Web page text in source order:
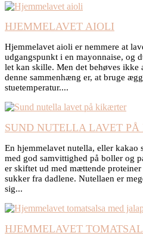
HJEMMELAVET AIOLI
Hjemmelavet aioli er nemmere at
udgangspunkt i en mayonnaise, og
let kan skille. Men det behøves
denne sammenhæng er, at bruge
stuetemperatur....
SUND NUTELLA LAVET
En hjemmelavet nutella, eller kakao
med god samvittighed på boller og
er skiftet ud med mættende
sukker fra dadlene. Nutellaen er
sig...
HJEMMELAVET